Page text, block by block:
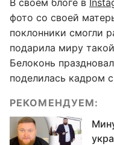
фото со своей
поклонники смогли
подарила миру
Белоконь
поделилась кадром
РЕКОМЕНДУЕМ: